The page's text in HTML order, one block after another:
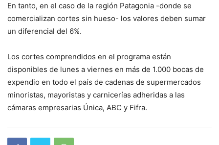
En tanto, en el caso de la región Patagonia -donde se
comercializan cortes sin hueso- los valores deben sumar
un diferencial del 6%.
Los cortes comprendidos en el programa están
disponibles de lunes a viernes en más de 1.000 bocas de
expendio en todo el país de cadenas de supermercados
minoristas, mayoristas y carnicerías adheridas a las
cámaras empresarias Única, ABC y Fifra.